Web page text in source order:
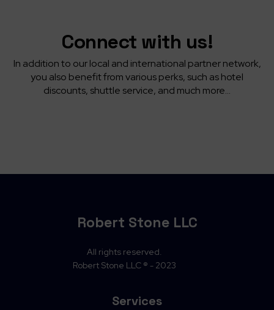
Connect with us!
In addition to our local and international partner network,
you also benefit from various perks, such as hotel
discounts, shuttle service, and much more...
Robert Stone LLC
All rights reserved.
Robert Stone LLC ® - 2023
Services